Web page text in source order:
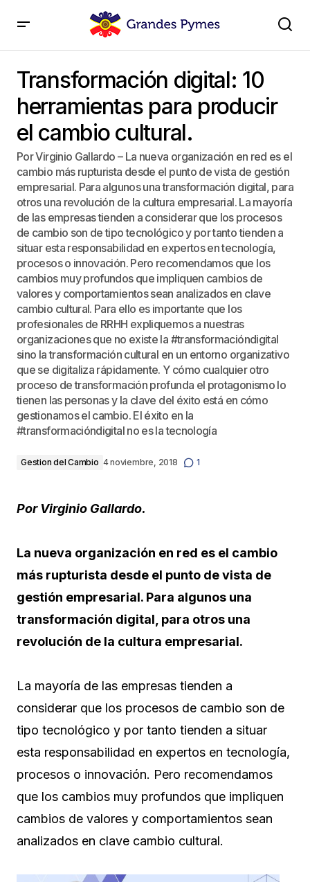
el cambio cultural.
Transformación digital: 10
herramientas para producir
el cambio cultural.
Por Virginio Gallardo – La nueva organización en red es el
cambio más rupturista desde el punto de vista de gestión
empresarial. Para algunos una transformación digital, para
otros una revolución de la cultura empresarial. La mayoría
de las empresas tienden a considerar que los procesos
de cambio son de tipo tecnológico y por tanto tienden a
situar esta responsabilidad en expertos en tecnología,
procesos o innovación. Pero recomendamos que los
cambios muy profundos que impliquen cambios de
valores y comportamientos sean analizados en clave
cambio cultural. Para ello es importante que los
profesionales de RRHH expliquemos a nuestras
organizaciones que no existe la #transformacióndigital
sino la transformación cultural en un entorno organizativo
que se digitaliza rápidamente. Y cómo cualquier otro
proceso de transformación profunda el protagonismo lo
tienen las personas y la clave del éxito está en cómo
gestionamos el cambio. El éxito en la
#transformacióndigital no es la tecnología
Gestion del Cambio 4 noviembre, 2018 1
Por Virginio Gallardo.
La nueva organización en red es el cambio
más rupturista desde el punto de vista de
gestión empresarial. Para algunos una
transformación digital, para otros una
revolución de la cultura empresarial.
La mayoría de las empresas tienden a
considerar que los procesos de cambio son de
tipo tecnológico y por tanto tienden a situar
esta responsabilidad en expertos en tecnología,
procesos o innovación. Pero recomendamos
que los cambios muy profundos que impliquen
cambios de valores y comportamientos sean
analizados en clave cambio cultural.